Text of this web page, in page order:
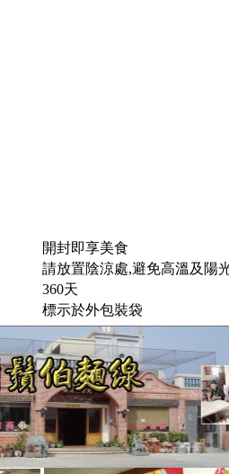
開封即享美食
請放置陰涼處,避免高溫及陽
360天
標示於外包裝袋